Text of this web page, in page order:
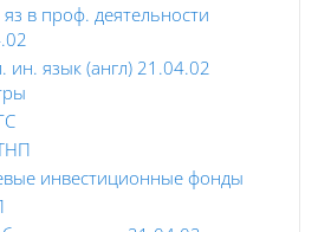
в проф. деятельности
ин. язык (англ) 21.04.02
инвестиционные фонды